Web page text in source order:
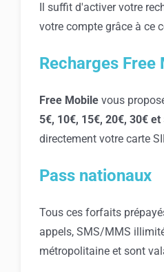
Il suffit d'activer votre
votre compte grâce à ce
Recharges Free
Free Mobile vous
5€, 10€, 15€, 20€, 30€ et
directement votre carte
Pass nationaux
Tous ces forfaits
appels, SMS/MMS
métropolitaine et sont